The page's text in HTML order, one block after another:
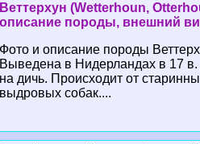
Веттерхун (Wetterhoun,
описание породы, внешний
Фото и описание породы
Выведена в Нидерландах в 17 в.
на дичь. Происходит от
выдровых собак....